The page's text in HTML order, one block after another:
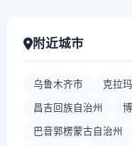
附近城市
乌鲁木齐市 克拉
昌吉回族自治州
巴音郭楞蒙古自治州